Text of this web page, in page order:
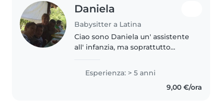
Daniela
Babysitter a Latina
Ciao sono Daniela un' assistente
all' infanzia, ma soprattutto
Ho avuto esperienze coi neonati
verificabili. Dicono di me che
Esperienza: > 5 anni
9,00 €/ora